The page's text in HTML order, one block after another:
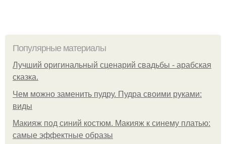
Популярные материалы
Лучший оригинальный сценарий свадьбы - арабская
сказка.
Чем можно заменить пудру. Пудра своими руками:
виды
Макияж под синий костюм. Макияж к синему платью:
самые эффектные образы